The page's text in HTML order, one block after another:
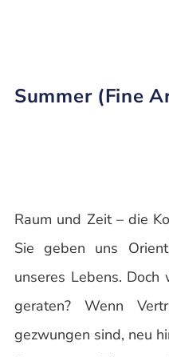
Summer (Fine
Raum und Zeit – die
Sie geben uns
unseres Lebens.
geraten? Wenn
gezwungen sind, neu